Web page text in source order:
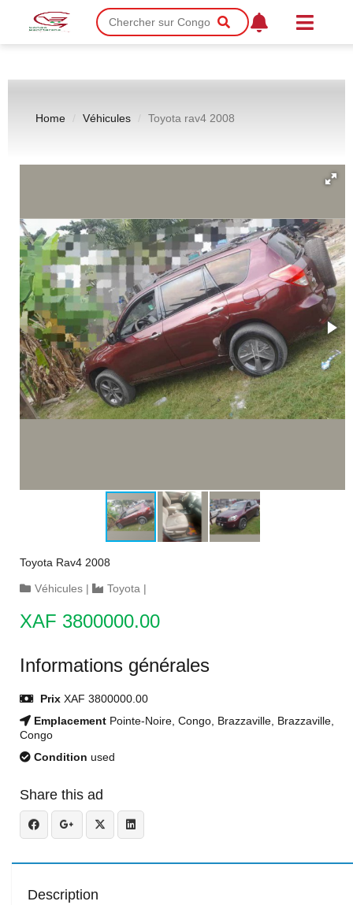
Home Véhicules Toyota rav4 2008
Toyota Rav4 2008
Véhicules | Toyota |
XAF 3800000.00
Informations générales
Prix XAF 3800000.00
Emplacement Pointe-Noire, Congo, Brazzaville, Brazzaville,
Congo
Condition used
Share this ad
Description